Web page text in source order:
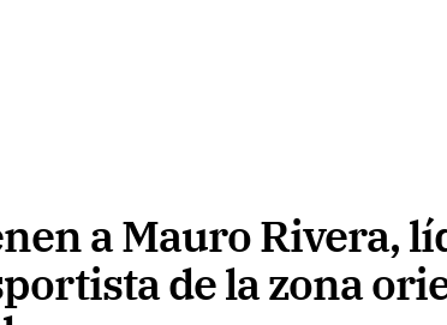
a Mauro Rivera,
de la zona